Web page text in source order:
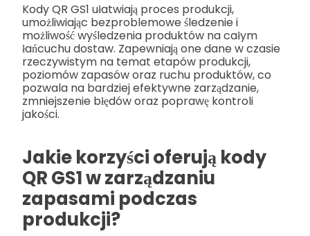
Kody QR GS1 ułatwiają proces produkcji,
umożliwiając bezproblemowe śledzenie i
możliwość wyśledzenia produktów na całym
łańcuchu dostaw. Zapewniają one dane w czasie
rzeczywistym na temat etapów produkcji,
poziomów zapasów oraz ruchu produktów, co
pozwala na bardziej efektywne zarządzanie,
zmniejszenie błędów oraz poprawę kontroli
jakości.
Jakie korzyści oferują kody
QR GS1 w zarządzaniu
zapasami podczas
produkcji?